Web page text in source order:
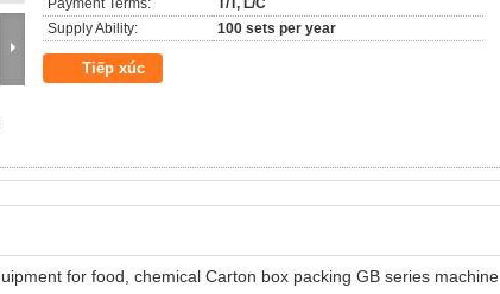
Payment Terms:
T/T, L/C
Supply Ability:
100 sets per year
Tiếp xúc
for food, chemical Carton box packing GB series machine